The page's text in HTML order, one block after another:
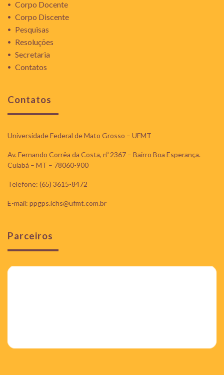
Corpo Docente
Corpo Discente
Pesquisas
Resoluções
Secretaria
Contatos
Contatos
Universidade Federal de Mato Grosso – UFMT
Av. Fernando Corrêa da Costa, nº 2367 – Bairro Boa Esperança.
Cuiabá – MT – 78060-900
Telefone: (65) 3615-8472
E-mail: ppgps.ichs@ufmt.com.br
Parceiros